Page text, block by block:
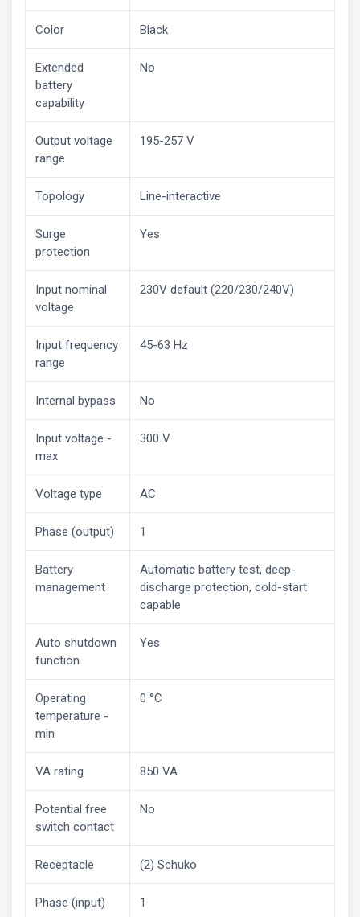
Color Black
Extended
battery
capability
No
Output voltage
range
195-257 V
Topology Line-interactive
Surge
protection
Yes
Input nominal
voltage
230V default (220/230/240V)
Input frequency
range
45-63 Hz
Internal bypass No
Input voltage -
max
300 V
Voltage type AC
Phase (output) 1
Battery
management
Automatic battery test, deep-
discharge protection, cold-start
capable
Auto shutdown
function
Yes
Operating
temperature -
min
0 °C
VA rating 850 VA
Potential free
switch contact
No
Receptacle (2) Schuko
Phase (input) 1